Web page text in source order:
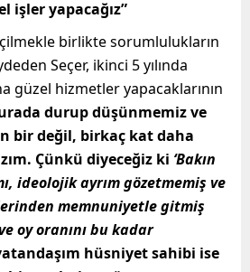
işler yapacağız”
birlikte sorumlulukların
Seçer, ikinci 5 yılında
güzel hizmetler yapacaklarının
durup düşünmemiz ve
bir değil, birkaç kat daha
Çünkü diyeceğiz ki ‘Bakın
ideolojik ayrım gözetmemiş ve
memnuniyetle gitmiş
oy oranını bu kadar
hüsniyet sahibi ise